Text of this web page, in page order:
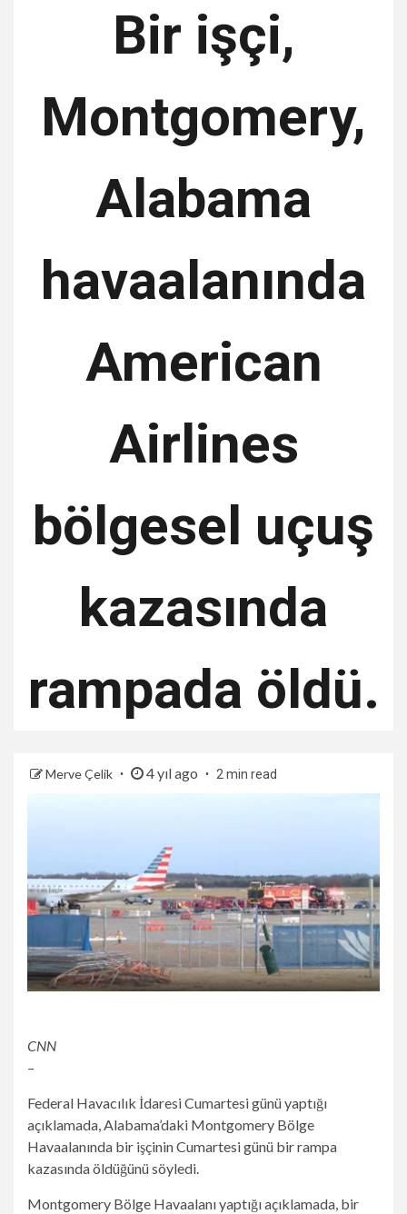
Bir işçi,
Montgomery,
Alabama
havaalanında
American
Airlines
bölgesel uçuş
kazasında
rampada öldü.
Merve Çelik 4 yıl ago 2 min read
CNN
–
Federal Havacılık İdaresi Cumartesi günü yaptığı
açıklamada, Alabama’daki Montgomery Bölge
Havaalanında bir işçinin Cumartesi günü bir rampa
kazasında öldüğünü söyledi.
Montgomery Bölge Havaalanı yaptığı açıklamada, bir